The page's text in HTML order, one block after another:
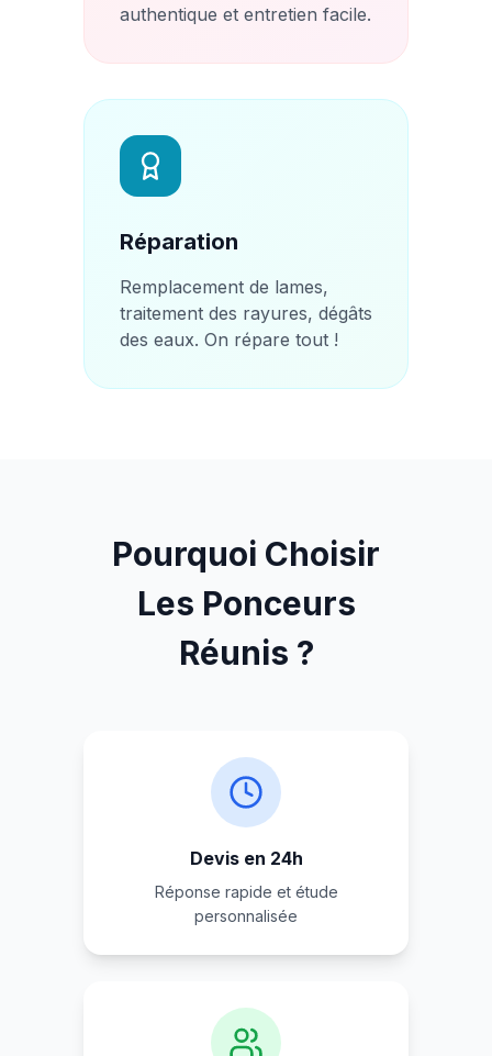
authentique et entretien facile.
Réparation
Remplacement de lames,
traitement des rayures, dégâts
des eaux. On répare tout !
Pourquoi Choisir
Les Ponceurs
Réunis ?
Devis en 24h
Réponse rapide et étude
personnalisée